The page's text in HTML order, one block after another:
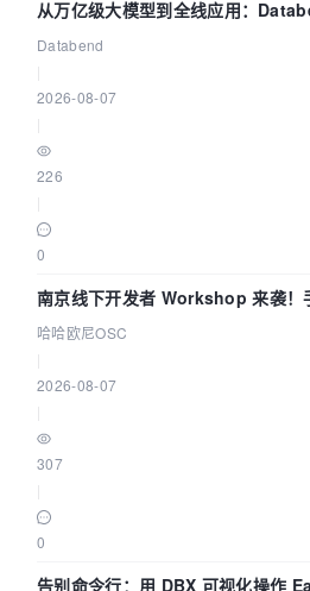
从万亿级大模型到全线应用：
企业构建全链路 Trace 数据管道
Databend
2026-08-07
226
0
南京线下开发者 Workshop 来袭！
智能 Agent 应用
哈哈欧尼OSC
2026-08-07
307
0
告别命令行：用 DBX 可视化操作